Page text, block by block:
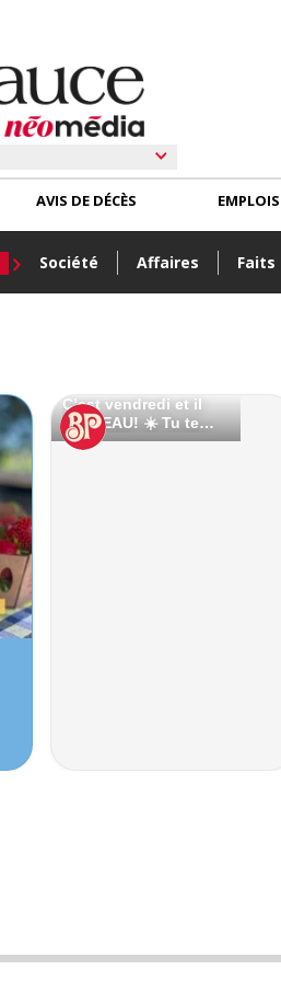
Société Affaires Faits
AVIS DE DÉCÈS EMPLOIS